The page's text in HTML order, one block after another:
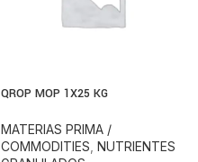
QROP MOP 1X25 KG
MATERIAS PRIMA /
COMMODITIES, NUTRIENTES